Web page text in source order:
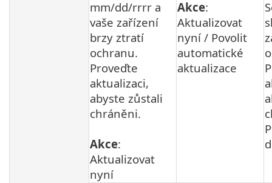
mm/dd/rrrr a
vaše zařízení
brzy ztratí
ochranu.
Proveďte
aktualizaci,
abyste zůstali
chráněni.
Akce:
Aktualizovat
nyní
Akce:
Aktualizovat
nyní / Povolit
automatické
aktualizace